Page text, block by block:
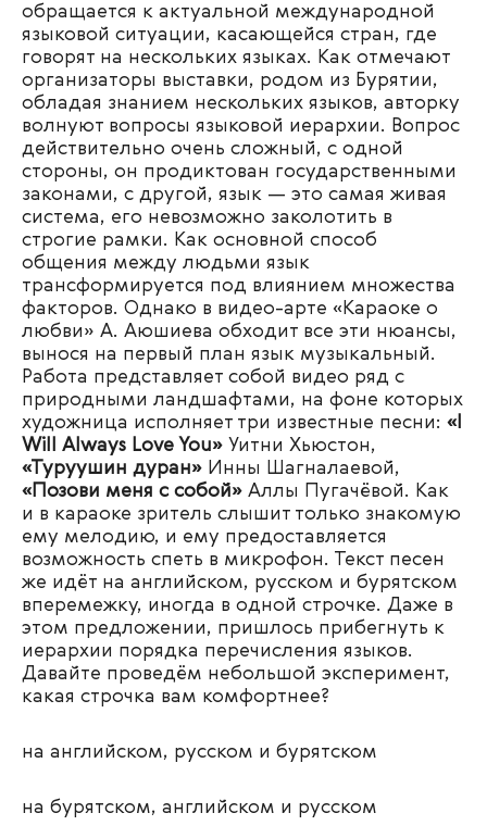
обращается к актуальной международной
языковой ситуации, касающейся стран, где
говорят на нескольких языках. Как отмечают
организаторы выставки, родом из Бурятии,
обладая знанием нескольких языков, авторку
волнуют вопросы языковой иерархии. Вопрос
действительно очень сложный, с одной
стороны, он продиктован государственными
законами, с другой, язык — это самая живая
система, его невозможно заколотить в
строгие рамки. Как основной способ
общения между людьми язык
трансформируется под влиянием множества
факторов. Однако в видео-арте «Караоке о
любви» А. Аюшиева обходит все эти нюансы,
вынося на первый план язык музыкальный.
Работа представляет собой видео ряд с
природными ландшафтами, на фоне которых
художница исполняет три известные песни: «I
Will Always Love You» Уитни Хьюстон,
«Туруушин дуран» Инны Шагналаевой,
«Позови меня с собой» Аллы Пугачёвой. Как
и в караоке зритель слышит только знакомую
ему мелодию, и ему предоставляется
возможность спеть в микрофон. Текст песен
же идёт на английском, русском и бурятском
вперемежку, иногда в одной строчке. Даже в
этом предложении, пришлось прибегнуть к
иерархии порядка перечисления языков.
Давайте проведём небольшой эксперимент,
какая строчка вам комфортнее?
на английском, русском и бурятском
на бурятском, английском и русском